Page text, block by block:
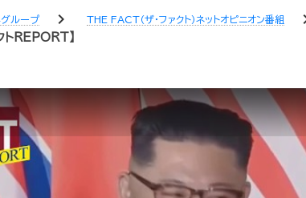
ループ chevron_right THE FACT（ザ・ファクト）ネットオピニオン番組
トREPORT】